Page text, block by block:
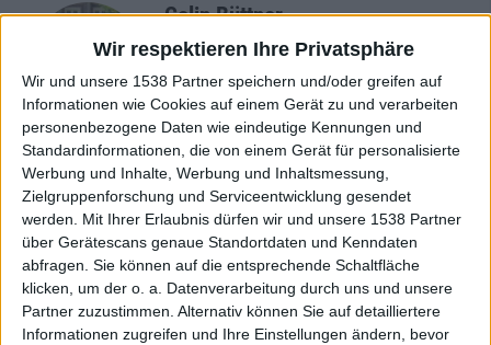
Wir respektieren Ihre Privatsphäre
Wir und unsere 1538 Partner speichern und/oder greifen auf
Informationen wie Cookies auf einem Gerät zu und verarbeiten
personenbezogene Daten wie eindeutige Kennungen und
Standardinformationen, die von einem Gerät für personalisierte
Werbung und Inhalte, Werbung und Inhaltsmessung,
Zielgruppenforschung und Serviceentwicklung gesendet
werden.
Mit Ihrer Erlaubnis dürfen wir und unsere 1538 Partner
über Gerätescans genaue Standortdaten und Kenndaten
abfragen. Sie können auf die entsprechende Schaltfläche
klicken, um der o. a. Datenverarbeitung durch uns und unsere
Partner zuzustimmen. Alternativ können Sie auf detailliertere
Informationen zugreifen und Ihre Einstellungen ändern, bevor
Colin Büttner
Newsletter abonnieren